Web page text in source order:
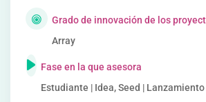
Grado de innovación de los
Array
Fase en la que asesora
Estudiante | Idea, Seed |